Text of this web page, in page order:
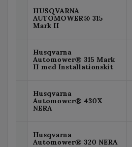
HUSQVARNA
AUTOMOWER® 315
Mark II
Husqvarna
Automower® 315 Mark
II med Installationskit
Husqvarna
Automower® 430X
NERA
Husqvarna
Automower® 320 NERA